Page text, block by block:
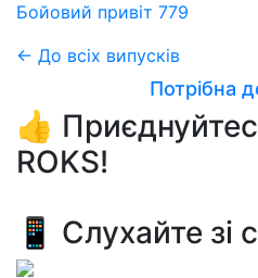
Бойовий привіт 779
← До всіх випусків
Потрібна
👍
ROKS!
📱 Слухайте зі